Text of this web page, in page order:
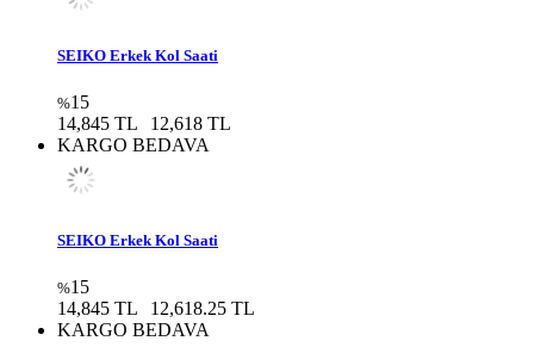
SEIKO Erkek Kol Saati
%15
14,845 TL
12,618 TL
KARGO BEDAVA
SEIKO Erkek Kol Saati
%15
14,845 TL
12,618.25 TL
KARGO BEDAVA